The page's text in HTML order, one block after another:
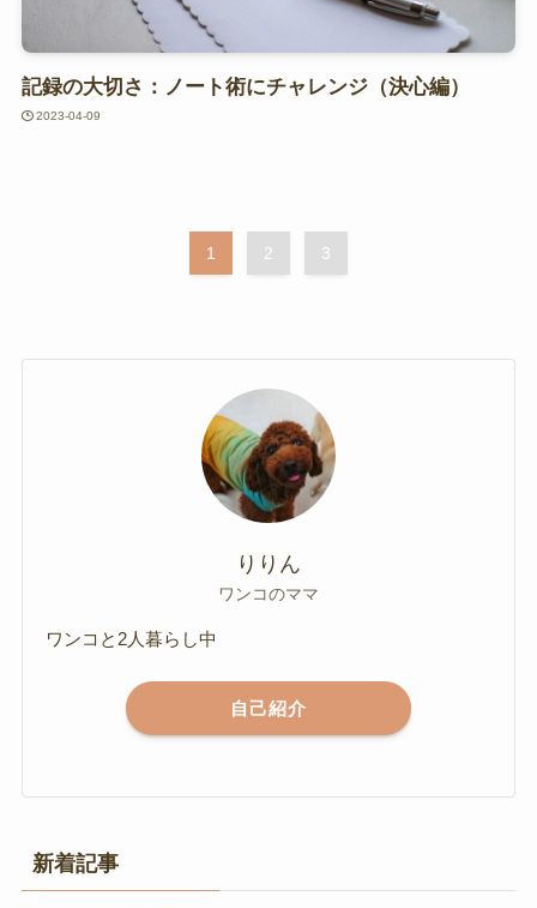
記録の大切さ：ノート術にチャレンジ（決心編）
2023-04-09
1 2 3
りりん
ワンコのママ
ワンコと2人暮らし中
自己紹介
新着記事